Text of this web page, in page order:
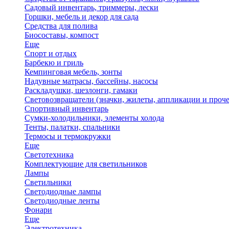
Садовый инвентарь, триммеры, лески
Горшки, мебель и декор для сада
Средства для полива
Биосоставы, компост
Еще
Спорт и отдых
Барбекю и гриль
Кемпинговая мебель, зонты
Надувные матрасы, бассейны, насосы
Раскладушки, шезлонги, гамаки
Световозвращатели (значки, жилеты, аппликации и
Спортивный инвентарь
Сумки-холодильники, элементы холода
Тенты, палатки, спальники
Термосы и термокружки
Еще
Светотехника
Комплектующие для светильников
Лампы
Светильники
Светодиодные лампы
Светодиодные ленты
Фонари
Еще